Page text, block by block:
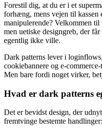
Forestil dig, at du er i et
forhæng, mens vejen til kassen
manipulerende? Velkommen til
men uetiske designgreb, der
egentlig ikke ville.
Dark patterns lever i
cookiebannere og e-
Men bare fordi noget virker,
Hvad er dark patterns
Det er bevidst design, der
fremtvinge bestemte handlinger: